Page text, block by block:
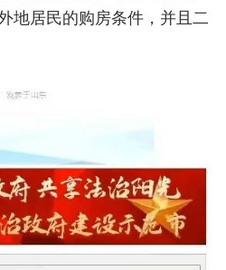
地居民的购房条件，并且二